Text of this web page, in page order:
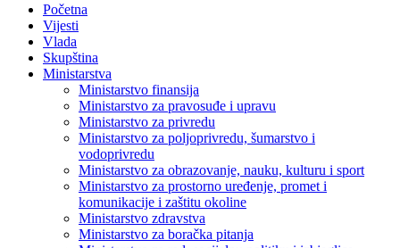
Početna
Vijesti
Vlada
Skupština
Ministarstva
Ministarstvo finansija
Ministarstvo za pravosuđe i upravu
Ministarstvo za privredu
Ministarstvo za poljoprivredu, šumarstvo i
vodoprivredu
Ministarstvo za obrazovanje, nauku, kulturu i sport
Ministarstvo za prostorno uređenje, promet i
komunikacije i zaštitu okoline
Ministarstvo zdravstva
Ministarstvo za boračka pitanja